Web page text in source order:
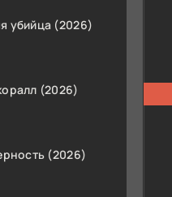
убийца (2026)
(2026)
(2026)